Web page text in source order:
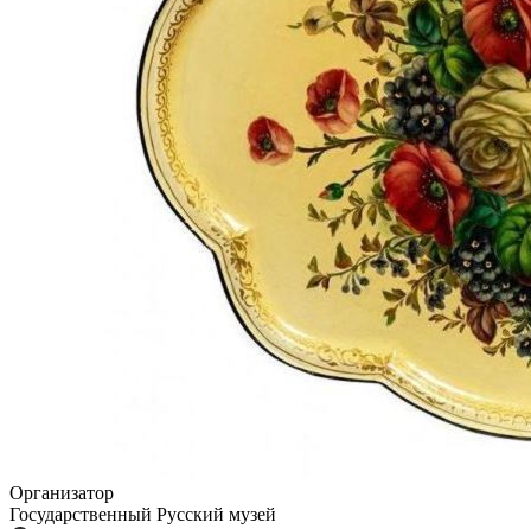
Организатор
Государственный Русский музей